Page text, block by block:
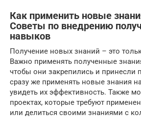
Как применить новые
Советы по внедрению
навыков
Получение новых знаний – это
Важно применять полученные
чтобы они закрепились и принесли
сразу же применять новые знания
увидеть их эффективность. Также
проектах, которые требуют
или делиться своими знаниями с